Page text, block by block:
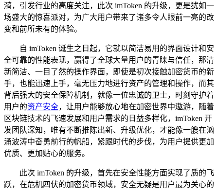
漪，引发行业的高度关注，此次 imToken 的升级，更是犹如一
场盛大的惊喜派对，为广大用户带来了诸多令人眼前一亮的改
变和前所未有的体验。
自 imToken 诞生之日起，它就以简洁易用的界面设计和安
全可靠的性能表现，赢得了全球大量用户的青睐与信任，那清
新简洁、一目了然的操作界面，即使是初次接触加密货币的新
手，也能迅速上手，毫无压力地进行资产的管理和操作，而其
背后强大的安全保障机制，就像一位忠诚的卫士，时刻守护着
用户的资产安全，让用户能够放心地在加密世界中遨游，随着
区块链技术的飞速发展和用户需求的日益多样化，imToken 开
发团队深知，唯有不断推陈出新、升级优化，才能像一艘在汹
涌波涛中奋勇前行的帆船，紧跟时代的步伐，为用户提供更加
优质、更加贴心的服务。
此次 imToken 的升级，首先在安全性能方面实现了质的飞
跃，在危机四伏的加密货币领域，安全无疑是用户最为关心的